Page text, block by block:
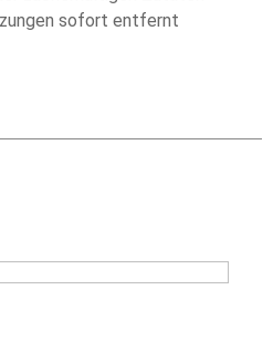
sofort entfernt